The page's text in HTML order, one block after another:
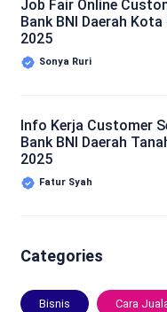
Job Fair Online
Bank BNI Daerah
2025
Sonya Ruri
Info Kerja Customer
Bank BNI Daerah
2025
Fatur Syah
Categories
Bisnis Cara